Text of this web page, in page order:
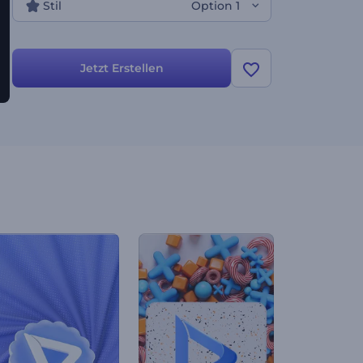
Stil Option 1
Jetzt Erstellen